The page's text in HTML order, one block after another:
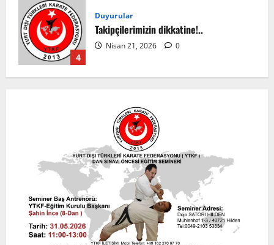
4
Duyurular
Takipçilerimizin dikkatine!..
Nisan 21, 2026 0